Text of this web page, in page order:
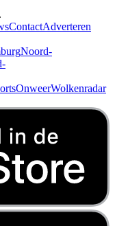
ContactAdverteren
Noord-
OnweerWolkenradar